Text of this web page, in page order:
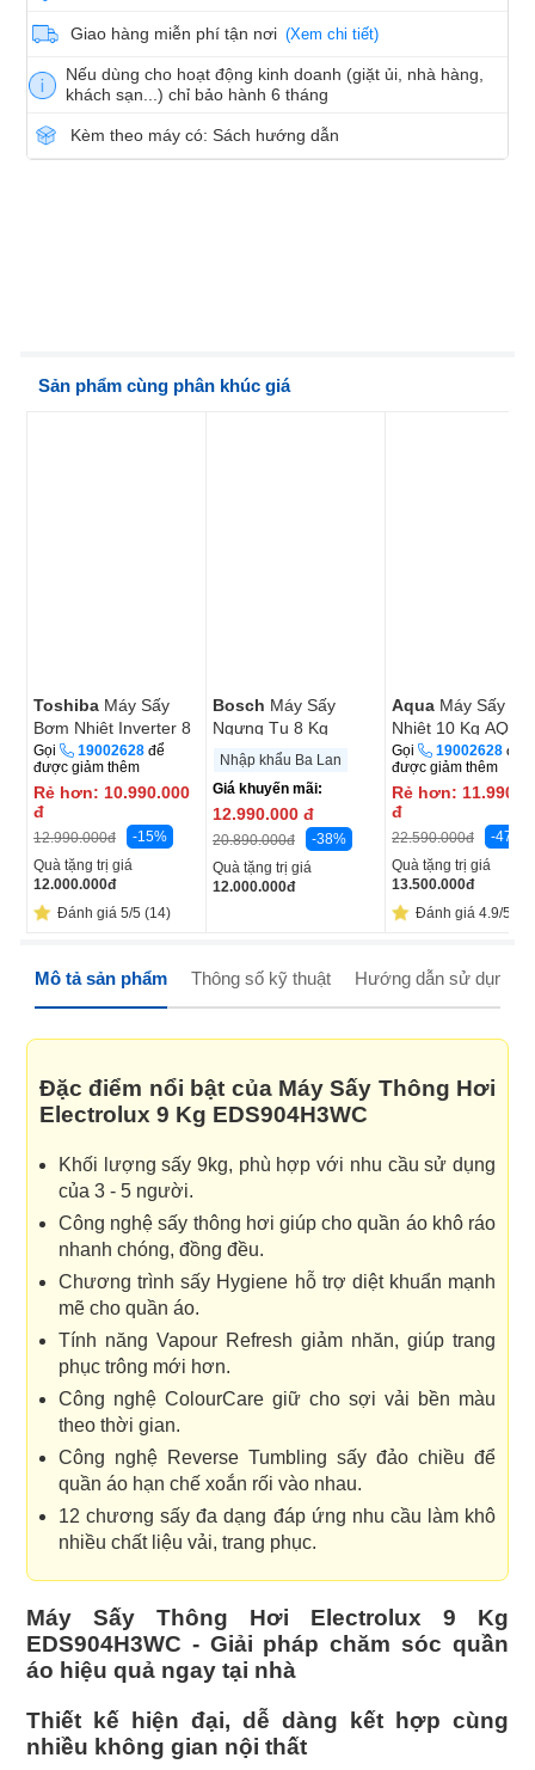
Giao hàng miễn phí tận nơi (Xem chi tiết)
Nếu dùng cho hoạt động kinh doanh (giặt ủi, nhà hàng,
khách sạn...) chỉ bảo hành 6 tháng
Kèm theo máy có: Sách hướng dẫn
Sản phẩm cùng phân khúc giá
Toshiba Máy Sấy
Bơm Nhiệt Inverter 8
Kg TD-
T21B90HWV(MG)
Gọi 19002628 để
được giảm thêm
Rẻ hơn: 10.990.000
đ
12.990.000đ
-15%
Quà tặng trị giá
12.000.000đ
Đánh giá 5/5 (14)
Bosch Máy Sấy
Ngưng Tụ 8 Kg
WTB86201SG
Nhập khẩu Ba Lan
Giá khuyến mãi:
12.990.000 đ
20.890.000đ
-38%
Quà tặng trị giá
12.000.000đ
Aqua Máy Sấy
Nhiệt 10 Kg AQH-
H1000J.PS
Gọi 19002628 để
được giảm thêm
Rẻ hơn:
đ
22.590.000đ
-47%
Quà tặng trị giá
13.500.000đ
Đánh giá 4.9/5
Mô tả sản phẩm Thông số kỹ thuật Hướng dẫn sử dụng
Đặc điểm nổi bật của Máy Sấy Thông Hơi
Electrolux 9 Kg EDS904H3WC
Khối lượng sấy 9kg, phù hợp với nhu cầu sử dụng
của 3 - 5 người.
Công nghệ sấy thông hơi giúp cho quần áo khô ráo
nhanh chóng, đồng đều.
Chương trình sấy Hygiene hỗ trợ diệt khuẩn mạnh
mẽ cho quần áo.
Tính năng Vapour Refresh giảm nhăn, giúp trang
phục trông mới hơn.
Công nghệ ColourCare giữ cho sợi vải bền màu
theo thời gian.
Công nghệ Reverse Tumbling sấy đảo chiều để
quần áo hạn chế xoắn rối vào nhau.
12 chương sấy đa dạng đáp ứng nhu cầu làm khô
nhiều chất liệu vải, trang phục.
Máy Sấy Thông Hơi Electrolux 9 Kg
EDS904H3WC - Giải pháp chăm sóc quần
áo hiệu quả ngay tại nhà
Thiết kế hiện đại, dễ dàng kết hợp cùng
nhiều không gian nội thất